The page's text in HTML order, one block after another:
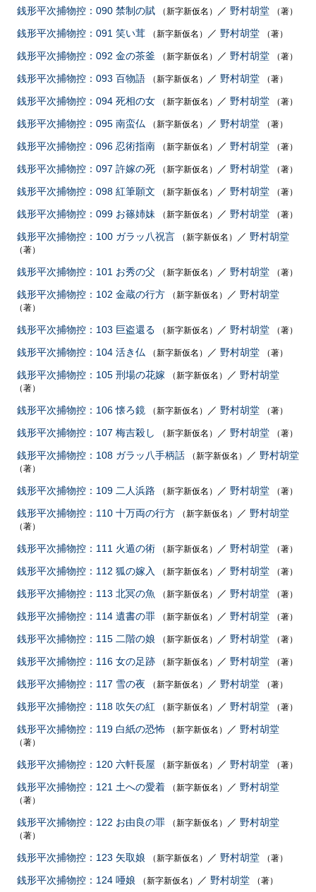
銭形平次捕物控：090 禁制の賦 （新字新仮名） ／ 野村胡堂 （著）
銭形平次捕物控：091 笑い茸 （新字新仮名） ／ 野村胡堂 （著）
銭形平次捕物控：092 金の茶釜 （新字新仮名） ／ 野村胡堂 （著）
銭形平次捕物控：093 百物語 （新字新仮名） ／ 野村胡堂 （著）
銭形平次捕物控：094 死相の女 （新字新仮名） ／ 野村胡堂 （著）
銭形平次捕物控：095 南蛮仏 （新字新仮名） ／ 野村胡堂 （著）
銭形平次捕物控：096 忍術指南 （新字新仮名） ／ 野村胡堂 （著）
銭形平次捕物控：097 許嫁の死 （新字新仮名） ／ 野村胡堂 （著）
銭形平次捕物控：098 紅筆願文 （新字新仮名） ／ 野村胡堂 （著）
銭形平次捕物控：099 お篠姉妹 （新字新仮名） ／ 野村胡堂 （著）
銭形平次捕物控：100 ガラッ八祝言 （新字新仮名） ／ 野村胡堂
（著）
銭形平次捕物控：101 お秀の父 （新字新仮名） ／ 野村胡堂 （著）
銭形平次捕物控：102 金蔵の行方 （新字新仮名） ／ 野村胡堂
（著）
銭形平次捕物控：103 巨盗還る （新字新仮名） ／ 野村胡堂 （著）
銭形平次捕物控：104 活き仏 （新字新仮名） ／ 野村胡堂 （著）
銭形平次捕物控：105 刑場の花嫁 （新字新仮名） ／ 野村胡堂
（著）
銭形平次捕物控：106 懐ろ鏡 （新字新仮名） ／ 野村胡堂 （著）
銭形平次捕物控：107 梅吉殺し （新字新仮名） ／ 野村胡堂 （著）
銭形平次捕物控：108 ガラッ八手柄話 （新字新仮名） ／ 野村胡堂
（著）
銭形平次捕物控：109 二人浜路 （新字新仮名） ／ 野村胡堂 （著）
銭形平次捕物控：110 十万両の行方 （新字新仮名） ／ 野村胡堂
（著）
銭形平次捕物控：111 火遁の術 （新字新仮名） ／ 野村胡堂 （著）
銭形平次捕物控：112 狐の嫁入 （新字新仮名） ／ 野村胡堂 （著）
銭形平次捕物控：113 北冥の魚 （新字新仮名） ／ 野村胡堂 （著）
銭形平次捕物控：114 遺書の罪 （新字新仮名） ／ 野村胡堂 （著）
銭形平次捕物控：115 二階の娘 （新字新仮名） ／ 野村胡堂 （著）
銭形平次捕物控：116 女の足跡 （新字新仮名） ／ 野村胡堂 （著）
銭形平次捕物控：117 雪の夜 （新字新仮名） ／ 野村胡堂 （著）
銭形平次捕物控：118 吹矢の紅 （新字新仮名） ／ 野村胡堂 （著）
銭形平次捕物控：119 白紙の恐怖 （新字新仮名） ／ 野村胡堂
（著）
銭形平次捕物控：120 六軒長屋 （新字新仮名） ／ 野村胡堂 （著）
銭形平次捕物控：121 土への愛着 （新字新仮名） ／ 野村胡堂
（著）
銭形平次捕物控：122 お由良の罪 （新字新仮名） ／ 野村胡堂
（著）
銭形平次捕物控：123 矢取娘 （新字新仮名） ／ 野村胡堂 （著）
銭形平次捕物控：124 唖娘 （新字新仮名） ／ 野村胡堂 （著）